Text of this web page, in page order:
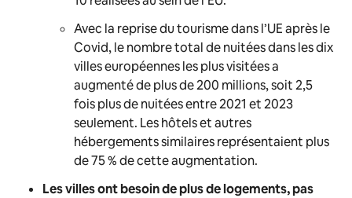
Avec la reprise du tourisme dans l’UE après le
Covid, le nombre total de nuitées dans les dix
villes européennes les plus visitées a
augmenté de plus de 200 millions, soit 2,5
fois plus de nuitées entre 2021 et 2023
seulement. Les hôtels et autres
hébergements similaires représentaient plus
de 75 % de cette augmentation.
Les villes ont besoin de plus de logements, pas